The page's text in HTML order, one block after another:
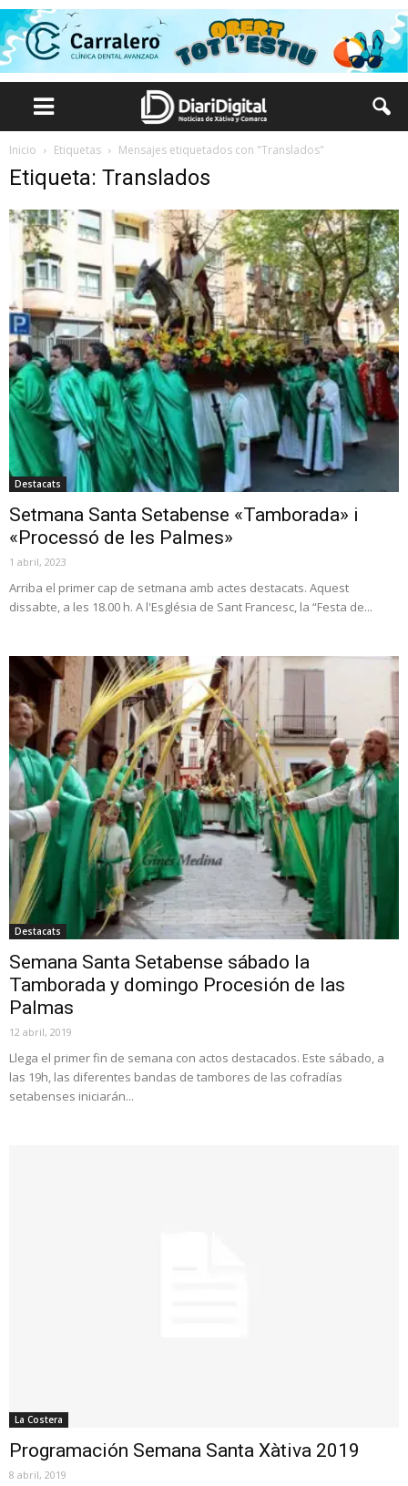
Inicio Etiquetas Mensajes etiquetados con "Translados"
Etiqueta: Translados
Destacats
Setmana Santa Setabense «Tamborada» i
«Processó de les Palmes»
1 abril, 2023
Arriba el primer cap de setmana amb actes destacats. Aquest
dissabte, a les 18.00 h. A l'Església de Sant Francesc, la “Festa de...
Destacats
Semana Santa Setabense sábado la
Tamborada y domingo Procesión de las
Palmas
12 abril, 2019
Llega el primer fin de semana con actos destacados. Este sábado, a
las 19h, las diferentes bandas de tambores de las cofradías
setabenses iniciarán...
La Costera
Programación Semana Santa Xàtiva 2019
8 abril, 2019